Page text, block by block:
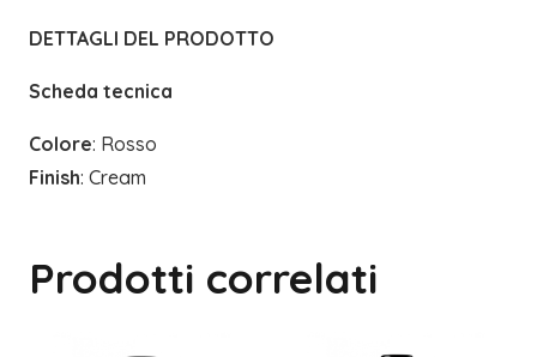
DETTAGLI DEL PRODOTTO
Scheda tecnica
Colore: Rosso
Finish: Cream
Prodotti correlati